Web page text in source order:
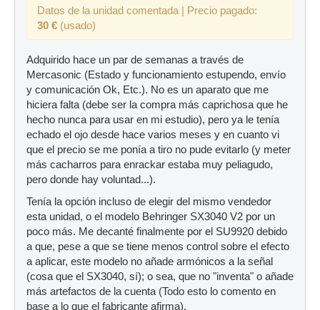
Datos de la unidad comentada | Precio pagado:
30 € (usado)
Adquirido hace un par de semanas a través de
Mercasonic (Estado y funcionamiento estupendo, envío
y comunicación Ok, Etc.). No es un aparato que me
hiciera falta (debe ser la compra más caprichosa que he
hecho nunca para usar en mi estudio), pero ya le tenía
echado el ojo desde hace varios meses y en cuanto vi
que el precio se me ponía a tiro no pude evitarlo (y meter
más cacharros para enrackar estaba muy peliagudo,
pero donde hay voluntad...).
Tenía la opción incluso de elegir del mismo vendedor
esta unidad, o el modelo Behringer SX3040 V2 por un
poco más. Me decanté finalmente por el SU9920 debido
a que, pese a que se tiene menos control sobre el efecto
a aplicar, este modelo no añade armónicos a la señal
(cosa que el SX3040, sí); o sea, que no "inventa" o añade
más artefactos de la cuenta (Todo esto lo comento en
base a lo que el fabricante afirma).